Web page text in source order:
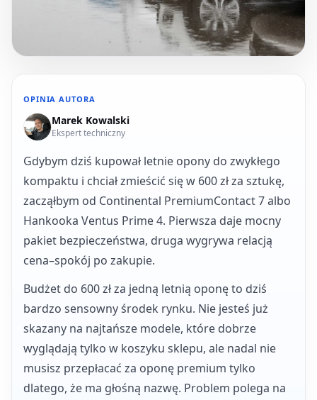
OPINIA AUTORA
Marek Kowalski
Ekspert techniczny
Gdybym dziś kupował letnie opony do zwykłego
kompaktu i chciał zmieścić się w 600 zł za sztukę,
zacząłbym od Continental PremiumContact 7 albo
Hankooka Ventus Prime 4. Pierwsza daje mocny
pakiet bezpieczeństwa, druga wygrywa relacją
cena–spokój po zakupie.
Budżet do 600 zł za jedną letnią oponę to dziś
bardzo sensowny środek rynku. Nie jesteś już
skazany na najtańsze modele, które dobrze
wyglądają tylko w koszyku sklepu, ale nadal nie
musisz przepłacać za oponę premium tylko
dlatego, że ma głośną nazwę. Problem polega na